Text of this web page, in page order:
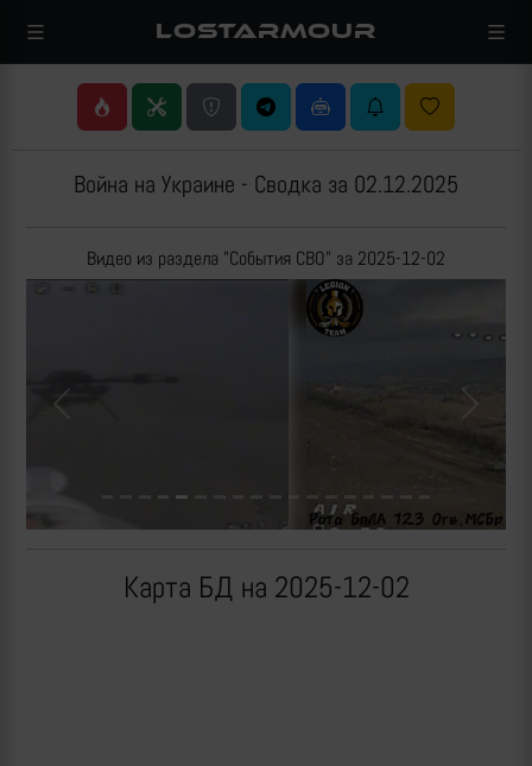
LOSTARMOUR
Война на Украине - Сводка за 02.12.2025
Видео из раздела "События СВО" за 2025-12-02
Next
Карта БД на 2025-12-02